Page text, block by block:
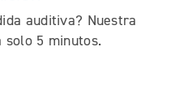
auditiva? Nuestra
5 minutos.